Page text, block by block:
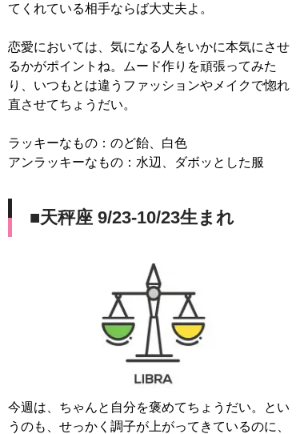
てくれている相手ならば大丈夫よ。
恋愛においては、気になる人をいかに本気にさせ
るかがポイントね。ムード作りを頑張ってみた
り、いつもとは違うファッションやメイクで惚れ
直させてちょうだい。
ラッキーなもの：のど飴、白色
アンラッキーなもの：水辺、ダボッとした服
■天秤座 9/23-10/23生まれ
今週は、ちゃんと自分を褒めてちょうだい。とい
うのも、せっかく調子が上がってきているのに、